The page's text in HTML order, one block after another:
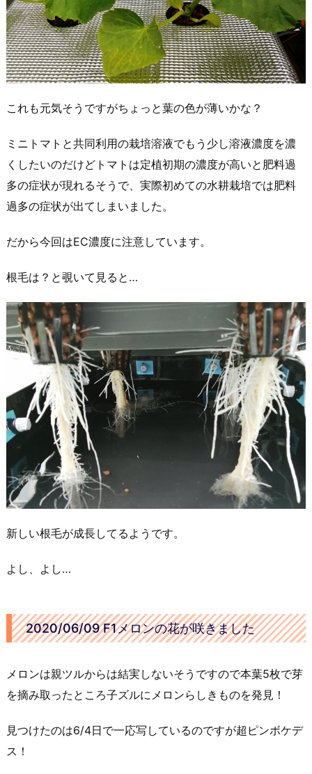
これも元気そうですがちょっと葉の色が薄いかな？
ミニトマトと共同利用の栽培溶液でもう少し溶液濃度を濃
くしたいのだけどトマトは定植初期の濃度が高いと肥料過
多の症状が現れるそうで、実際初めての水耕栽培では肥料
過多の症状が出てしまいました。
だから今回はEC濃度に注意しています。
根毛は？と覗いて見ると…
新しい根毛が成長してるようです。
よし、よし…
2020/06/09 F1メロンの花が咲きました
メロンは親ツルからは結実しないそうですので本葉5枚で芽
を摘み取ったところ子ズルにメロンらしきものを発見！
見つけたのは6/4日で一応写しているのですが超ピンボケデ
ス！